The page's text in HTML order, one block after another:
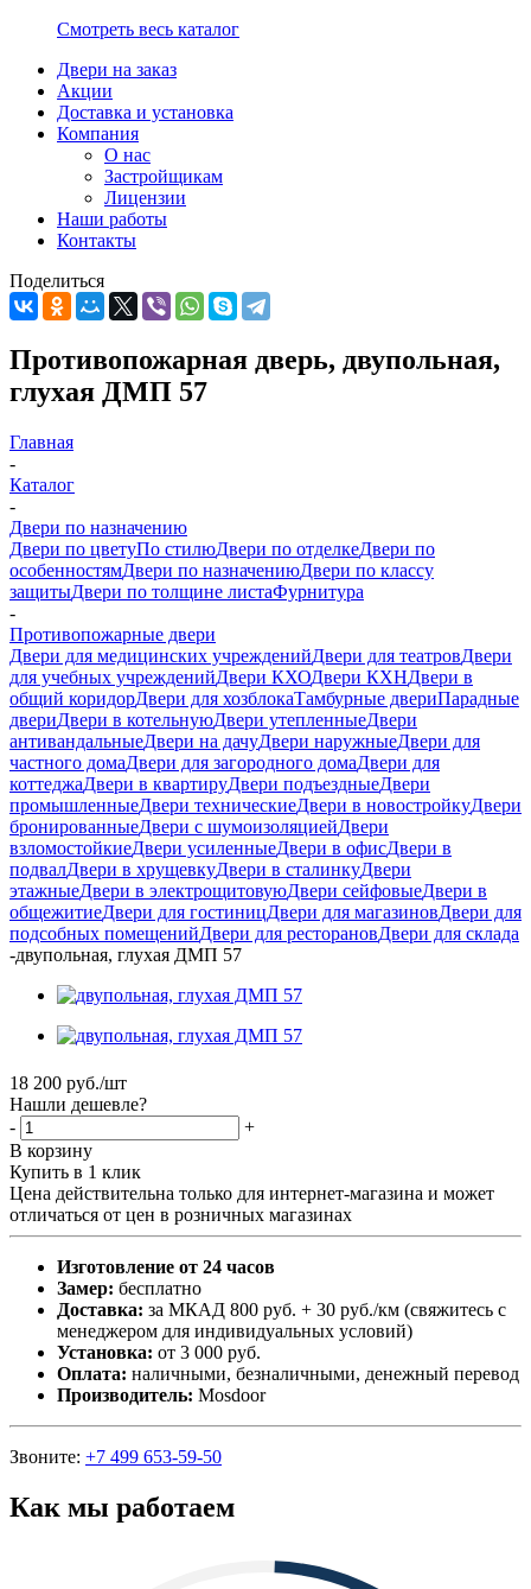
Смотреть весь каталог
Двери на заказ
Акции
Доставка и установка
Компания
О нас
Застройщикам
Лицензии
Наши работы
Контакты
Поделиться
Противопожарная дверь, двупольная,
глухая ДМП 57
Главная
-
Каталог
-
Двери по назначению
Двери по цветуПо стилюДвери по отделкеДвери по
особенностямДвери по назначениюДвери по классу
защитыДвери по толщине листаФурнитура
-
Противопожарные двери
Двери для медицинских учрежденийДвери для театровДвери
для учебных учрежденийДвери КХОДвери КХНДвери в
общий коридорДвери для хозблокаТамбурные двериПарадные
двериДвери в котельнуюДвери утепленныеДвери
антивандальныеДвери на дачуДвери наружныеДвери для
частного домаДвери для загородного домаДвери для
коттеджаДвери в квартируДвери подъездныеДвери
промышленныеДвери техническиеДвери в новостройкуДвери
бронированныеДвери с шумоизоляциейДвери
взломостойкиеДвери усиленныеДвери в офисДвери в
подвалДвери в хрущевкуДвери в сталинкуДвери
этажныеДвери в электрощитовуюДвери сейфовыеДвери в
общежитиеДвери для гостиницДвери для магазиновДвери для
подсобных помещенийДвери для ресторановДвери для склада
-двупольная, глухая ДМП 57
18 200 руб./шт
Нашли дешевле?
-
+
В корзину
Купить в 1 клик
Цена действительна только для интернет-магазина и может
отличаться от цен в розничных магазинах
Изготовление от 24 часов
Замер: бесплатно
Доставка: за МКАД 800 руб. + 30 руб./км (свяжитесь с
менеджером для индивидуальных условий)
Установка: от 3 000 руб.
Оплата: наличными, безналичными, денежный перевод
Производитель: Mosdoor
Звоните: +7 499 653-59-50
Как мы работаем